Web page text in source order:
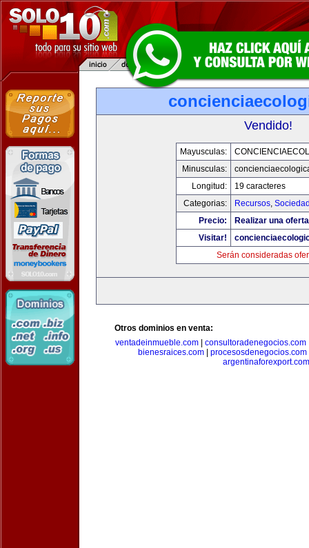
Vendido!
Mayusculas:
Minusculas:
Longitud:
19 caracteres
Categorias:
Recursos,
Precio:
Realizar una
Visitar!
Serán consideradas
Otros dominios en venta:
ventadeinmueble.com| consultoradenegocios.com
bienesraices.com
procesosdenegocios.com
argentinaforexport.com